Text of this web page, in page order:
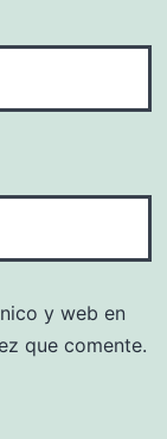
y web en
que comente.